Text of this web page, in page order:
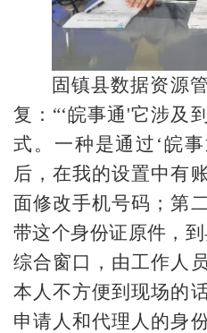
固镇县数据资源
复：“‘皖事通'它涉及
式。一种是通过‘皖
后，在我的设置中有
面修改手机号码；第
带这个身份证原件，
综合窗口，由工作人
本人不方便到现场的
申请人和代理人的身